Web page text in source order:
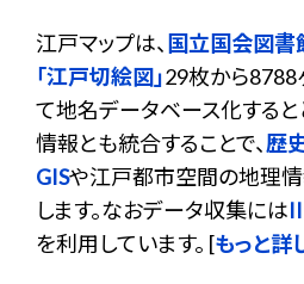
江戸マップは、 国立国会図
「江戸切絵図」29枚から8788
て地名データベース化する
情報とも統合することで、歴
GISや江戸都市空間の地理
します。なおデータ収集には
を利用しています。 [もっと詳